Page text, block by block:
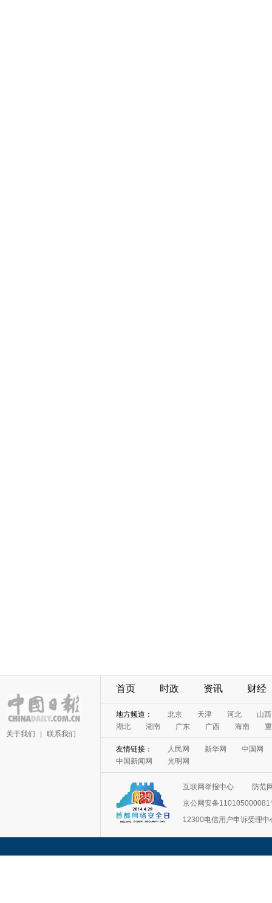
关于我们 联系我们
首页 时政 资讯 财经
地方频道： 北京 天津 河北
山西
湖北
湖南 广东 广西 海南
友情链接： 人民网 新华网
中国网
中国新闻网
光明网
互联网举报中心
防范
京公网安备110105000081
12300电信用户申诉受理中